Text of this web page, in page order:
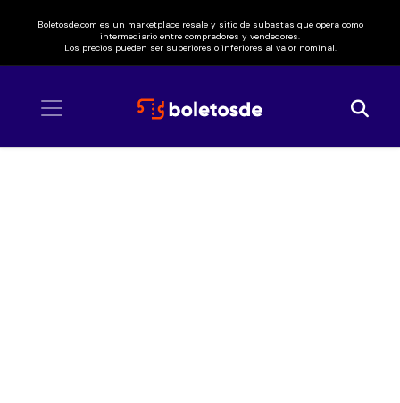
Boletosde.com es un marketplace resale y sitio de subastas que opera como
intermediario entre compradores y vendedores.
Los precios pueden ser superiores o inferiores al valor nominal.